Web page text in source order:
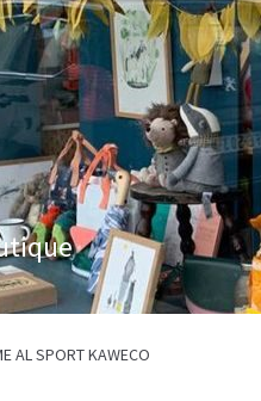
AL SPORT KAWECO